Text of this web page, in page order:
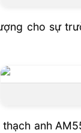
xuất đá
nội thất SHT
cho sự
anh